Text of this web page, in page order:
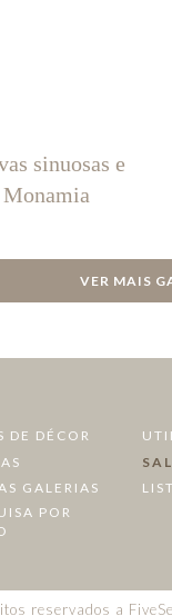
sinuosas e
Monamia
VER MAIS
DE DÉCOR
GALERIAS
POR
reservados a